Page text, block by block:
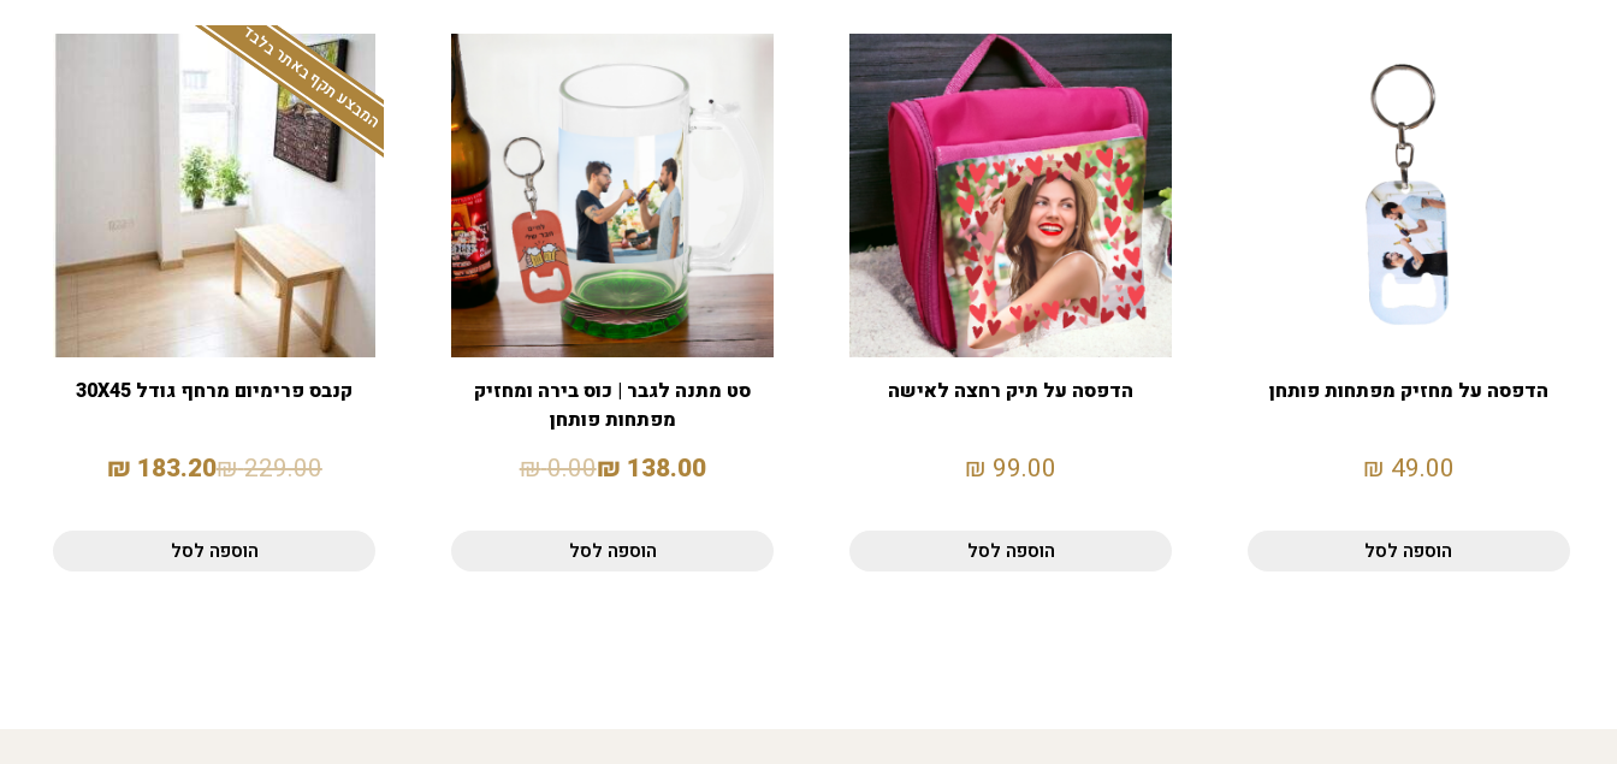
הדפסה על מחזיק מפתחות פותחן
49.00
₪
הוספה לסל
הדפסה על תיק רחצה לאישה
99.00
₪
הוספה לסל
סט מתנה לגבר | כוס בירה ומחזיק
מפתחות פותחן
138.00
₪
0.00
₪
הוספה לסל
המבצע תקף באתר בלבד
קנבס פרימיום מרחף גודל 30X45
229.00
₪
183.20
₪
הוספה לסל